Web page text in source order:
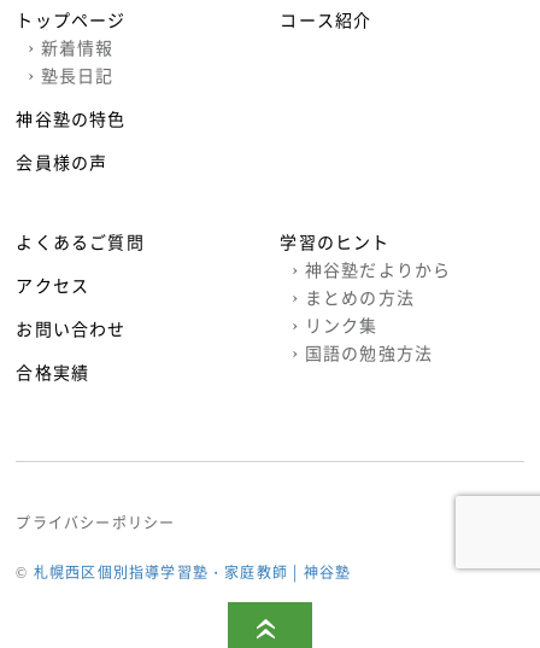
«
トップページ
› 新着情報
› 塾長日記
神谷塾の特色
会員様の声
コース紹介
よくあるご質問
アクセス
お問い合わせ
合格実績
学習のヒント
› 神谷塾だよりから
› まとめの方法
› リンク集
› 国語の勉強方法
プライバシーポリシー
© 札幌西区個別指導学習塾・家庭教師 | 神谷塾